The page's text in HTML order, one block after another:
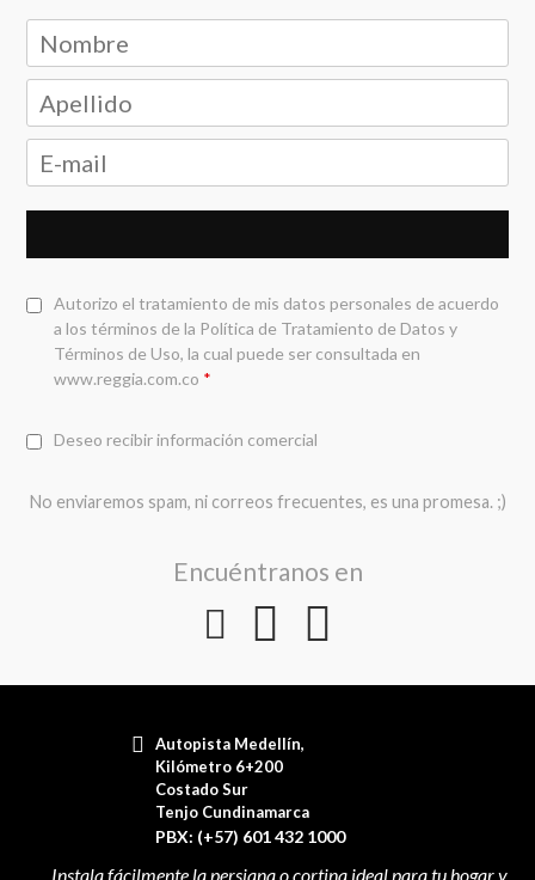
Autorizo el tratamiento de mis datos personales de acuerdo
a los términos de la Política de Tratamiento de Datos y
Términos de Uso, la cual puede ser consultada en
www.reggia.com.co *
Deseo recibir información comercial
No enviaremos spam, ni correos frecuentes, es una promesa. ;)
Encuéntranos en
Autopista Medellín,
Kilómetro 6+200
Costado Sur
Tenjo Cundinamarca
PBX: (+57) 601 432 1000